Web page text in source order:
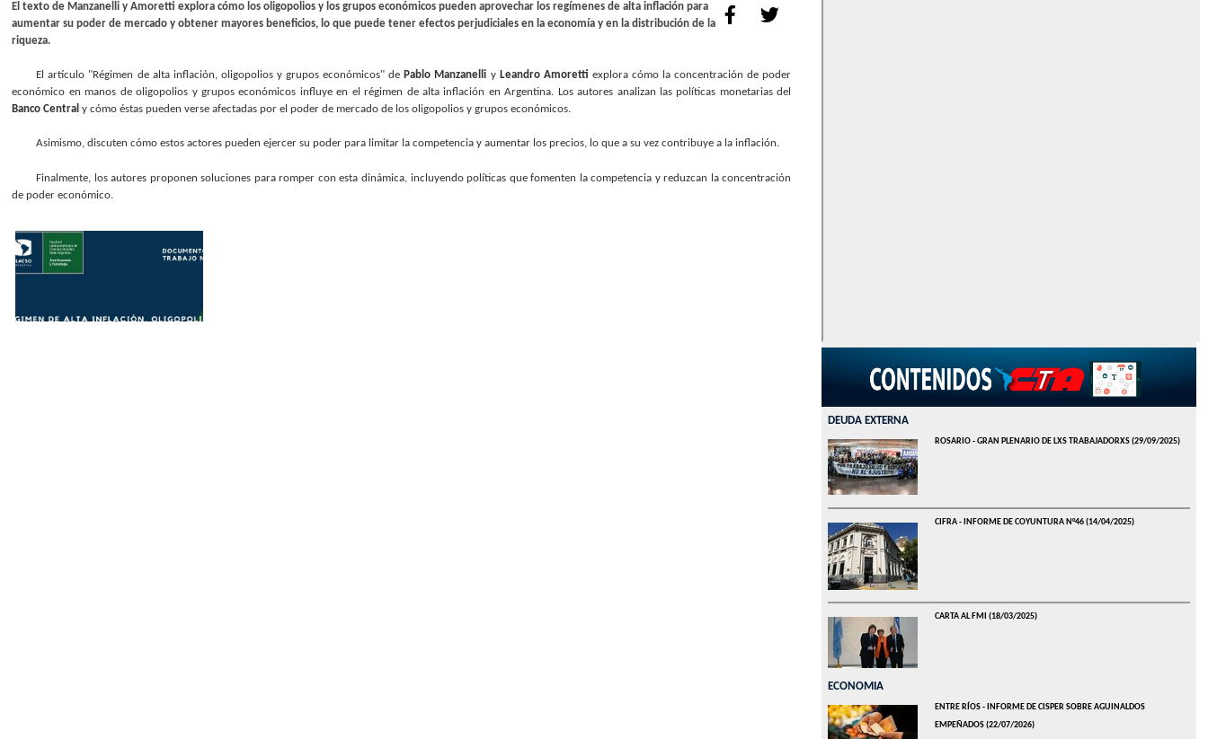
El texto de Manzanelli y Amoretti explora cómo los oligopolios y los grupos económicos pueden aprovechar los regímenes de alta inflación para
aumentar su poder de mercado y obtener mayores beneficios, lo que puede tener efectos perjudiciales en la economía y en la distribución de la
riqueza.
El artículo "Régimen de alta inflación, oligopolios y grupos económicos" de Pablo Manzanelli y Leandro Amoretti explora cómo la concentración de poder
económico en manos de oligopolios y grupos económicos influye en el régimen de alta inflación en Argentina. Los autores analizan las políticas monetarias del
Banco Central y cómo éstas pueden verse afectadas por el poder de mercado de los oligopolios y grupos económicos.
Asimismo, discuten cómo estos actores pueden ejercer su poder para limitar la competencia y aumentar los precios, lo que a su vez contribuye a la inflación.
Finalmente, los autores proponen soluciones para romper con esta dinámica, incluyendo políticas que fomenten la competencia y reduzcan la concentración
de poder económico.
DEUDA EXTERNA
ROSARIO - GRAN PLENARIO DE LXS TRABAJADORXS(29/09/2025)
CIFRA - INFORME DE COYUNTURA N°46(14/04/2025)
CARTA AL FMI (18/03/2025)
ECONOMIA
ENTRE RÍOS - INFORME DE CISPER SOBRE AGUINALDOS
EMPEÑADOS(22/07/2026)